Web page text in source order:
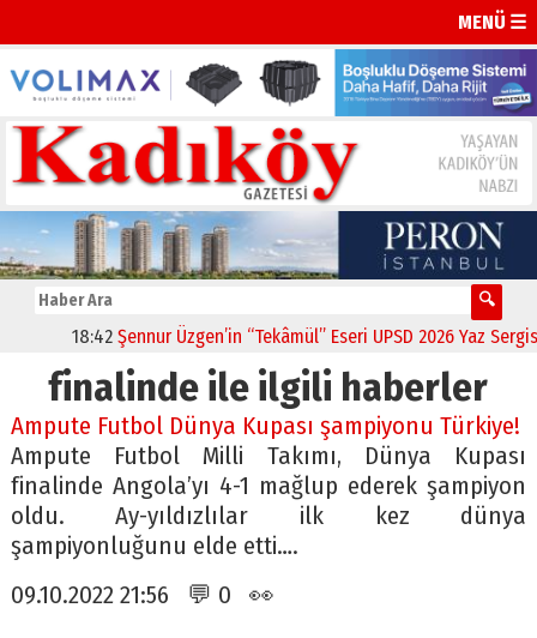
MENÜ ☰
18:42 Şennur Üzgen’in “Tekâmül” Eseri UPSD 2026 Yaz
finalinde ile ilgili haberler
Ampute Futbol Dünya Kupası şampiyonu Türkiye!
Ampute Futbol Milli Takımı, Dünya Kupası
finalinde Angola’yı 4-1 mağlup ederek şampiyon
oldu. Ay-yıldızlılar ilk kez dünya
şampiyonluğunu elde etti….
09.10.2022 21:56 💬 0 👀